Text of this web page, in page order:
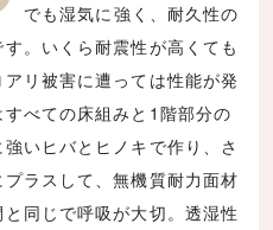
でも湿気に強く、耐久性の
。いくら耐震性が高くても
リ被害に遭っては性能が発
べての床組みと1階部分の
いヒバとヒノキで作り、さ
ラスして、無機質耐力面材
同じで呼吸が大切。透湿性